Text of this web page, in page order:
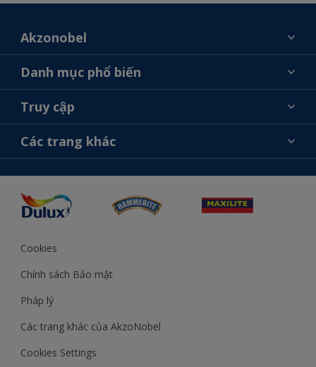
Akzonobel
Giới thiệu về AkzoNobel
Liên hệ chúng tôi
Tìm một cửa hàng
Danh mục phổ biến
Tìm màu sắc
Chọn sản phẩm
Ý tưởng
Truy cập
Khả năng truy cập
Tính Chính Xác về Màu Sắc
Các trang khác
Cookies
Chính sách Bảo mật
Pháp lý
Các trang khác của AkzoNobel
Cookies Settings